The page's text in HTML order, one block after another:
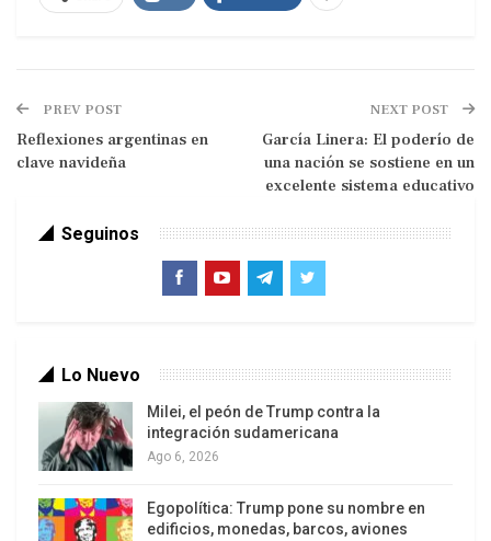
Hoy se da por sentado que Europa está jodida,
que se jodió. Hay distintos diagnósticos. Unos,
que se debe a la pereza de los del Sur, que el aire
de sus posibilidades (eso que hemos oído tanto,
rigidez del Banco Central de Alemania, que
domina la troika y se impone a las otras
poco, pero al fin y al cabo, amargas todas. Porque
PREV POST
Reflexiones argentinas en
clave navideña
NEXT POST
García Linera: El poderío de
una nación se sostiene en un
excelente sistema educativo
Seguinos
Lo Nuevo
Milei, el peón de Trump contra la
integración sudamericana
Ago 6, 2026
Egopolítica: Trump pone su nombre en
edificios, monedas, barcos, aviones